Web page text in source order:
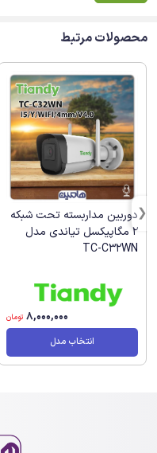
محصولات مرتبط
دوربین مداربسته تحت شبکه
2 مگاپیکسل تیاندی مدل
TC-C32WN
8,000,000 تومان
انتخاب مدل